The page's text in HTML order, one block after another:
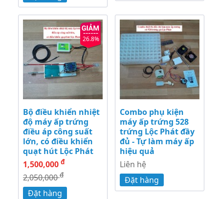
26.8%
Bộ điều khiển nhiệt
độ máy ấp trứng
điều áp công suất
lớn, có điều khiển
quạt hút Lộc Phát
1,500,000 đ
2,050,000đ
Đặt hàng
Combo phụ kiện
máy ấp trứng 528
trứng Lộc Phát đầy
đủ - Tự làm máy ấp
hiệu quả
Liên hệ
Đặt hàng